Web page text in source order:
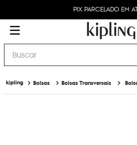
PIX PARCELADO EM
Buscar
Bolsas Bolsas Transversais